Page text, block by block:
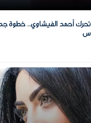
تحرك أحمد الفيشاوي.. خطوة